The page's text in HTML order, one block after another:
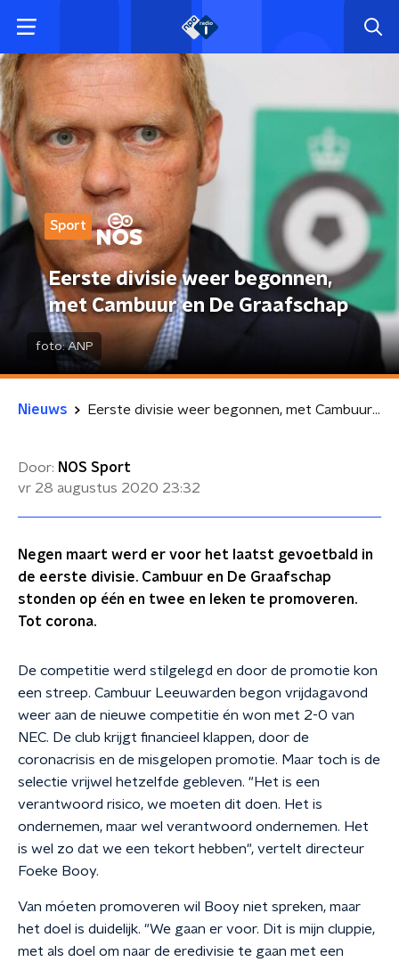
Sport
Eerste divisie weer begonnen,
met Cambuur en De Graafschap
foto:ANP
Nieuws Eerste divisie weer begonnen, met Cambuur en De Graafschap
Door: NOS Sport
vr 28 augustus 2020 23:32
Negen maart werd er voor het laatst gevoetbald in
de eerste divisie. Cambuur en De Graafschap
stonden op één en twee en leken te promoveren.
Tot corona.
De competitie werd stilgelegd en door de promotie kon
een streep. Cambuur Leeuwarden begon vrijdagavond
weer aan de nieuwe competitie én won met 2-0 van
NEC. De club krijgt financieel klappen, door de
coronacrisis en de misgelopen promotie. Maar toch is de
selectie vrijwel hetzelfde gebleven. "Het is een
verantwoord risico, we moeten dit doen. Het is
ondernemen, maar wel verantwoord ondernemen. Het
is wel zo dat we een tekort hebben", vertelt directeur
Foeke Booy.
Van móeten promoveren wil Booy niet spreken, maar
het doel is duidelijk. "We gaan er voor. Dit is mijn cluppie,
met als doel om naar de eredivisie te gaan met een